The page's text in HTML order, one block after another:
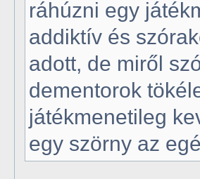
ráhúzni egy
addiktív és
adott, de miről
dementorok
játékmenetileg
egy szörny az